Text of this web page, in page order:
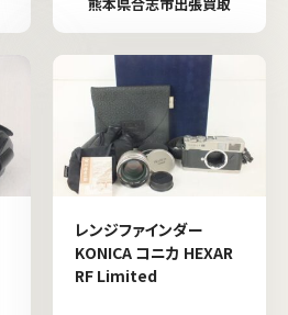
レンジファインダー
KONICA コニカ HEXAR
RF Limited